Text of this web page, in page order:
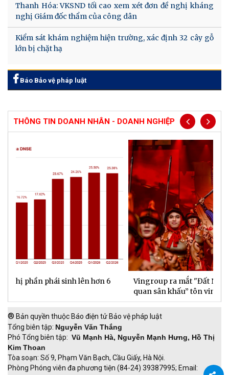
Thanh Hóa: VKSND tối cao xem xét đơn đề nghị kháng
nghị Giám đốc thẩm của công dân
Kiểm sát khám nghiệm hiện trường, xác định 32 cây gỗ
lớn bị chặt hạ
Báo Bảo vệ pháp luật
THÔNG TIN DOANH NHÂN - DOANH NGHIỆP
Vingroup ra mắt "Đất Nước Thiên Hùng Ca" - “kỳ
quan sân khấu” tôn vinh 4.000 năm lịch sử Việt Nam
® Bản quyền thuộc Báo điện tử Bảo vệ pháp luật
Tổng biên tập: Nguyễn Văn Thắng
Phó Tổng biên tập: Vũ Mạnh Hà, Nguyễn Mạnh Hưng, Hồ Thị
Kim Thoan
Tòa soạn: Số 9, Phạm Văn Bạch, Cầu Giấy, Hà Nội.
Phòng Phóng viên đa phương tiện (84-24) 39387995; Email: